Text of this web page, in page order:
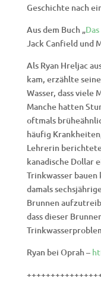
Geschichte nach
Aus dem Buch „
Jack Canfield und
Als Ryan Hreljac
kam, erzählte
Wasser, dass viele
Manche hatten
oftmals
häufig
Lehrerin
kanadische Dollar
Trinkwasser bauen
damals
Brunnen
dass dieser
Ryan bei Oprah –